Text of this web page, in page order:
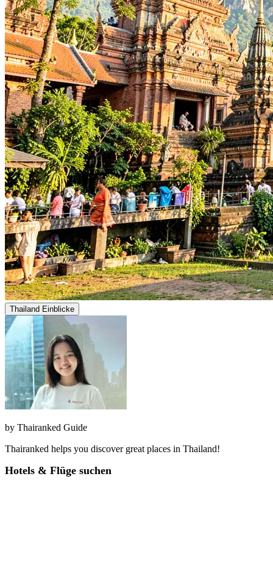
Thailand Einblicke
by Thairanked Guide
Thairanked helps you discover great places in Thailand!
Hotels & Flüge suchen